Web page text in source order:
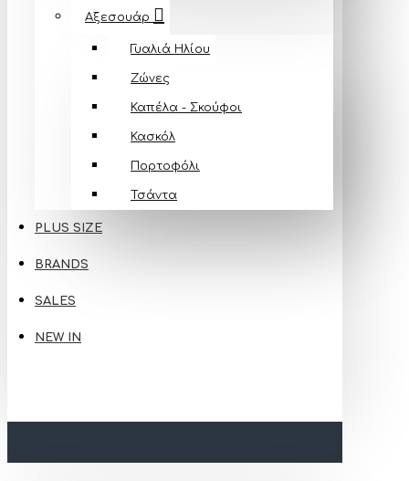
Αξεσουάρ
Γυαλιά Ηλίου
Ζώνες
Καπέλα - Σκούφοι
Κασκόλ
Πορτοφόλι
Τσάντα
PLUS SIZE
BRANDS
SALES
NEW IN